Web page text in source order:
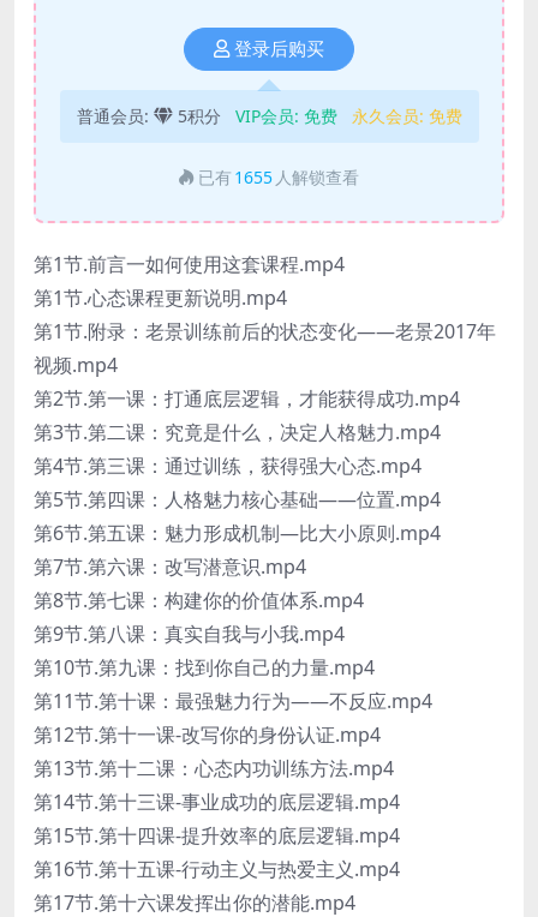
登录后购买
普通会员: 5积分 VIP会员: 免费 永久会员: 免费
已有 1655 人解锁查看
第1节.前言一如何使用这套课程.mp4
第1节.心态课程更新说明.mp4
第1节.附录：老景训练前后的状态变化——老景2017年
视频.mp4
第2节.第一课：打通底层逻辑，才能获得成功.mp4
第3节.第二课：究竟是什么，决定人格魅力.mp4
第4节.第三课：通过训练，获得强大心态.mp4
第5节.第四课：人格魅力核心基础——位置.mp4
第6节.第五课：魅力形成机制—比大小原则.mp4
第7节.第六课：改写潜意识.mp4
第8节.第七课：构建你的价值体系.mp4
第9节.第八课：真实自我与小我.mp4
第10节.第九课：找到你自己的力量.mp4
第11节.第十课：最强魅力行为——不反应.mp4
第12节.第十一课-改写你的身份认证.mp4
第13节.第十二课：心态内功训练方法.mp4
第14节.第十三课-事业成功的底层逻辑.mp4
第15节.第十四课-提升效率的底层逻辑.mp4
第16节.第十五课-行动主义与热爱主义.mp4
第17节.第十六课发挥出你的潜能.mp4